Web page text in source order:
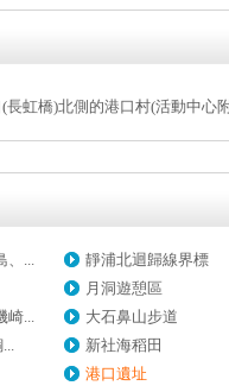
虹橋)北側的港口村(活動中心
、... 靜浦北迴歸線界標
月洞遊憩區
崎... 大石鼻山步道
新社海稻田
港口遺址